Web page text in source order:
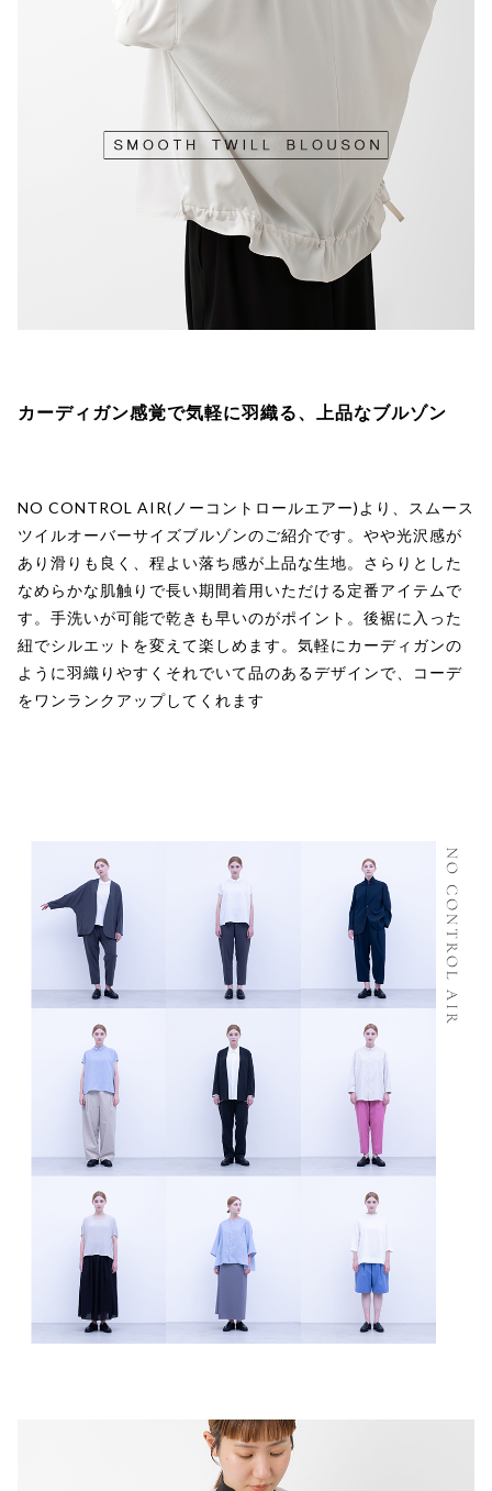
カーディガン感覚で気軽に羽織る、上品なブルゾン
NO CONTROL AIR(ノーコントロールエアー)より、スムース
ツイルオーバーサイズブルゾンのご紹介です。やや光沢感が
あり滑りも良く、程よい落ち感が上品な生地。さらりとした
なめらかな肌触りで長い期間着用いただける定番アイテムで
す。手洗いが可能で乾きも早いのがポイント。後裾に入った
紐でシルエットを変えて楽しめます。気軽にカーディガンの
ように羽織りやすくそれでいて品のあるデザインで、コーデ
をワンランクアップしてくれます